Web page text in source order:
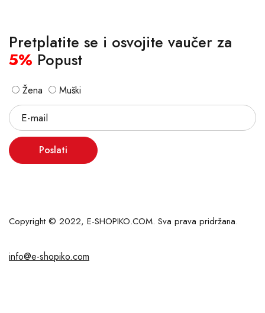
Pretplatite se i osvojite vaučer za
5% Popust
Žena Muški
Poslati
Copyright © 2022, E-SHOPIKO.COM. Sva prava pridržana.
info@e-shopiko.com